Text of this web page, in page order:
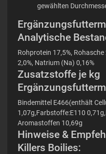
gewählten
Analytische
Rohprotein 17,5%,
2,0%, Natrium (Na) 0,16%
Zusatzstoffe je kg
Bindemittel E466(enthält
1,07g,Farbstoffe:E110
Aromastoffen 10,69g
Hinweise &
Killers Boilies: